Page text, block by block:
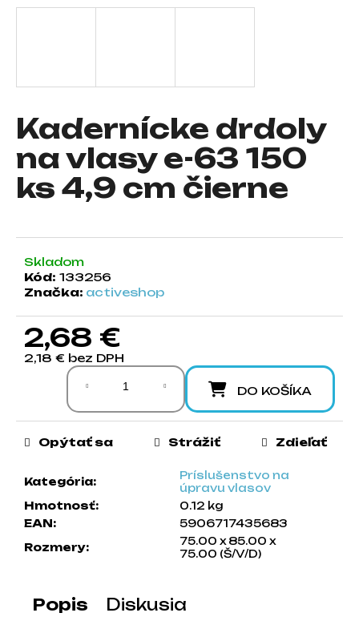
Kadernícke drdoly
na vlasy e-63 150
ks 4,9 cm čierne
Skladom
Kód: 133256
Značka: activeshop
2,68 €
2,18 € bez DPH
Jednotková cena:
DO KOŠÍKA
Kategória:
Príslušenstvo na
úpravu vlasov
Hmotnosť:
0.12 kg
EAN:
5906717435683
Rozmery:
75.00 x 85.00 x
75.00 (Š/V/D)
Opýtať sa Strážiť Zdieľať
Popis Diskusia
ť
HĽADAŤ
d
p
r
ú
č